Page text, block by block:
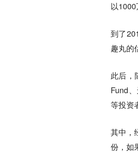
以
到了
趣丸的
此后，
Fund
等投资
其中，
份，如